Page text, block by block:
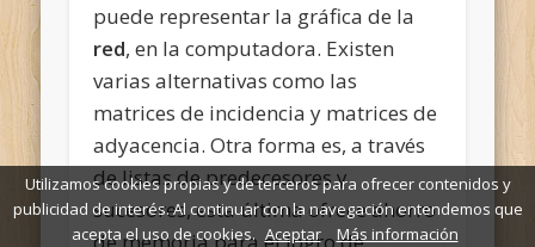
puede representar la gráfica de la
red, en la computadora. Existen
varias alternativas como las
matrices de incidencia y matrices de
adyacencia. Otra forma es, a través
de listas de predecesores y
sucesores, esta última ofrece ahorro
de memoria para el logro de
Utilizamos cookies propias y de terceros para ofrecer contenidos y
publicidad de interés. Al continuar con la navegación entendemos que
acepta el uso de cookies. Aceptar Más información